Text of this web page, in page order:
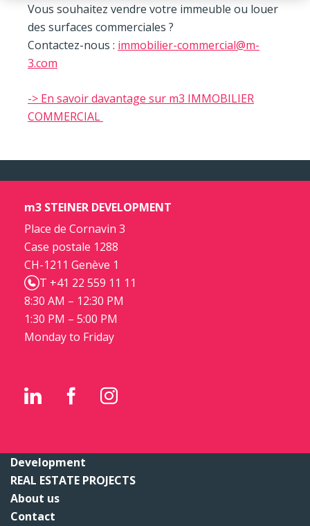
Vous souhaitez vendre votre immeuble ou louer
des surfaces commerciales ?
Contactez-nous : immobilier-commercial@m-
3.com
-> En savoir davantage sur m3 IMMOBILIER
COMMERCIAL
m3 STEINER DEVELOPMENT
Place de Cornavin 3
Case postale 1288
CH-1211 Genève 1
T +41 22 559 11 11
8:30 AM – 12:30 PM
1:30 PM – 5:00 PM
Monday to Friday
Development
REAL ESTATE PROJECTS
About us
Contact